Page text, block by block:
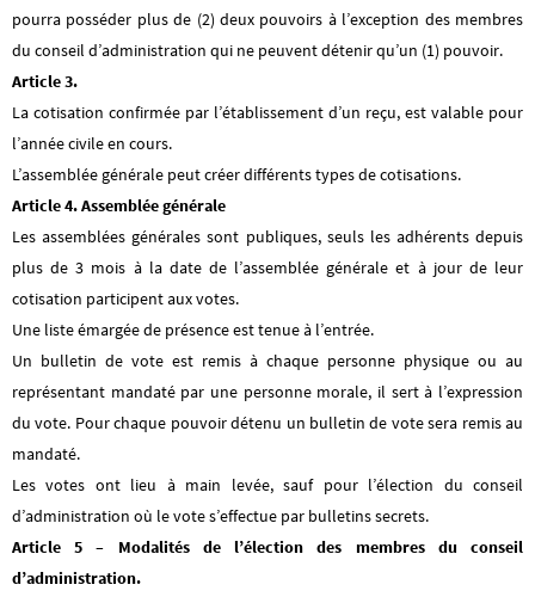
pourra posséder plus de (2) deux pouvoirs à l’exception des membres
du conseil d’administration qui ne peuvent détenir qu’un (1) pouvoir.
Article 3.
La cotisation confirmée par l’établissement d’un reçu, est valable pour
l’année civile en cours.
L’assemblée générale peut créer différents types de cotisations.
Article 4. Assemblée générale
Les assemblées générales sont publiques, seuls les adhérents depuis
plus de 3 mois à la date de l’assemblée générale et à jour de leur
cotisation participent aux votes.
Une liste émargée de présence est tenue à l’entrée.
Un bulletin de vote est remis à chaque personne physique ou au
représentant mandaté par une personne morale, il sert à l’expression
du vote. Pour chaque pouvoir détenu un bulletin de vote sera remis au
mandaté.
Les votes ont lieu à main levée, sauf pour l’élection du conseil
d’administration où le vote s’effectue par bulletins secrets.
Article 5 – Modalités de l’élection des membres du conseil
d’administration.